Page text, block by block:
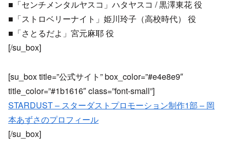
■「センチメンタルヤスコ」ハタヤスコ / 黒澤東花 役
■「ストロベリーナイト」姫川玲子（高校時代） 役
■「さとるだよ」宮元麻耶 役
[/su_box]
[su_box title=”公式サイト” box_color=”#e4e8e9″
title_color=”#1b1616″ class=”font-small”]
STARDUST – スターダストプロモーション制作1部 – 岡
本あずさのプロフィール
[/su_box]